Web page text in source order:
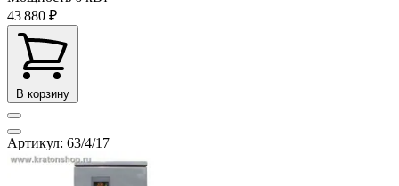
43 880 ₽
В корзину
Артикул: 63/4/17